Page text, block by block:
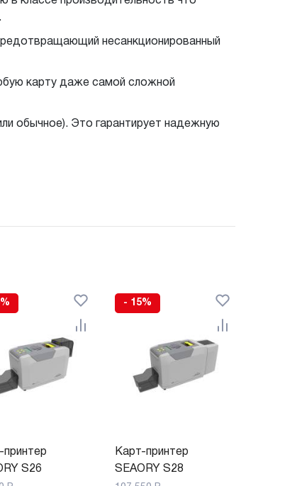
несанкционированный
карту даже самой сложной
обычное). Это гарантирует надежную
принтер
S26
- 15%
Карт-принтер
SEAORY S28